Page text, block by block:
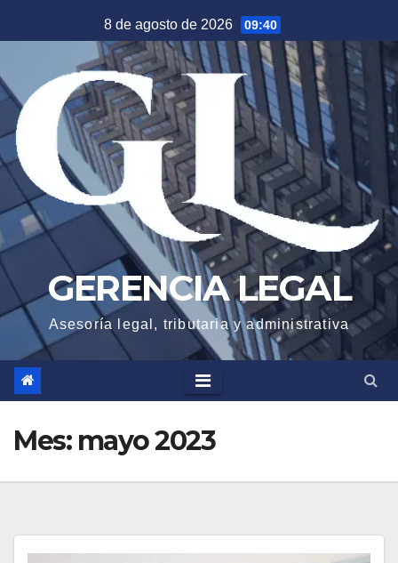
al
8 de agosto de 2026 09:40
GERENCIA LEGAL
Asesoría legal, tributaria y administrativa
Mes: mayo 2023